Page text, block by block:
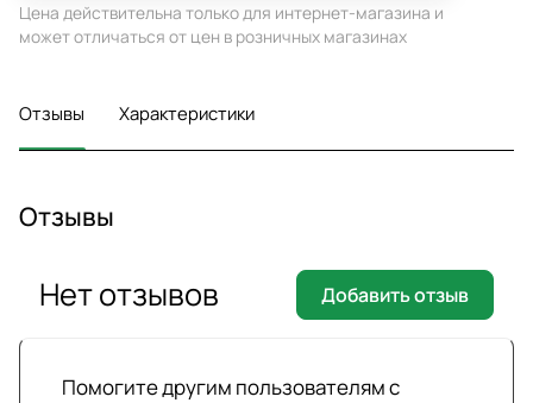
Цена действительна только для интернет-магазина и
может отличаться от цен в розничных магазинах
Отзывы Характеристики
Отзывы
Помогите другим пользователям с
Нет отзывов Добавить отзыв